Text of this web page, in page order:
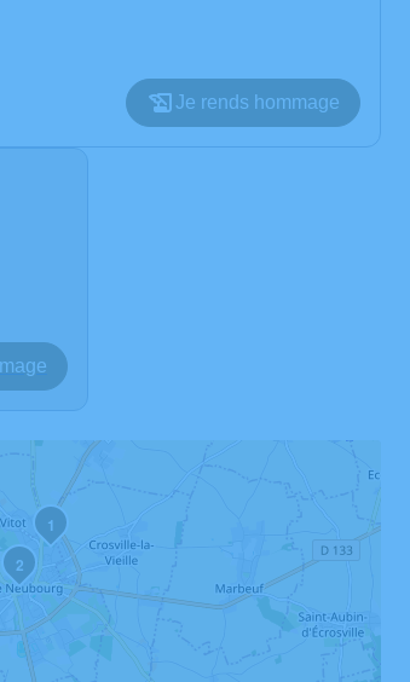
Je rends hommage
1
2